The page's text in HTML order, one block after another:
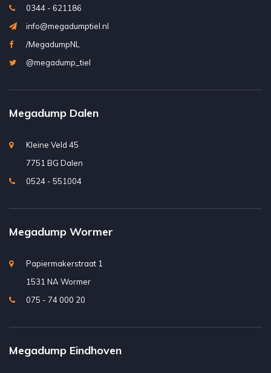
0344 - 621186
info@megadumptiel.nl
/MegadumpNL
@megadump_tiel
Megadump Dalen
Kleine Veld 45
7751 BG Dalen
0524 - 551004
Megadump Wormer
Papiermakerstraat 1
1531 NA Wormer
075 - 74 000 20
Megadump Eindhoven